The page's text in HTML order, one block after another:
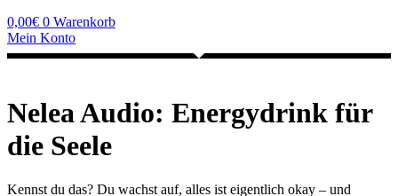
0,00€ 0 Warenkorb
Mein Konto
Nelea Audio: Energydrink für
die Seele
Kennst du das? Du wachst auf, alles ist eigentlich okay – und